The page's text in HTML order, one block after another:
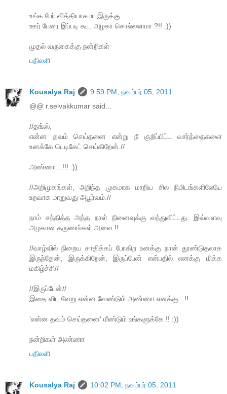
உங்க பேர் வித்தியாசமா இருக்கு.
ஊர் பேரை இப்படி கூட அழகா சொல்லலாமா ?!! :))
முதல் வருகைக்கு நன்றிகள்
பதிலளி
Kousalya Raj
9:59 PM, நவம்பர் 05, 2011
@@ r.selvakkumar said...
//தங்ஸ்,
என்ன தவம் செய்தனை என்று நீ குறிப்பிட்ட வார்த்தைகளை
உனக்கே டெடிகேட் செய்கிறேன்.//
அண்ணா...!!! :))
//அறிமுகங்கள், அறிந்த முகமாக மாறிய சில நிமிடங்களிலேயே
உறவாக மாறுவது அபூர்வம்.//
நாம் சந்தித்த அந்த நாள் நினைவுக்கு வந்துவிட்டது. இவ்வளவு
அழகான தருணங்கள் அவை !!
//வாழ்வில் நிறைய சாதிக்கப் போகிற உனக்கு நான் தூண்டுதலாக
இருந்தேன், இருக்கிறேன், இருப்பேன் என்பதில் எனக்கு மிக்க
மகிழ்ச்சி//
//இருப்பேன்//
இதை விட வேறு என்ன வேண்டும் அண்ணா எனக்கு...!!
'என்ன தவம் செய்தனை' மீண்டும் உங்களுக்கே !! :))
நன்றிகள் அண்ணா
பதிலளி
Kousalya Raj
10:02 PM, நவம்பர் 05, 2011